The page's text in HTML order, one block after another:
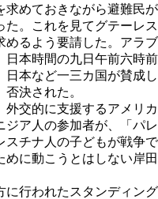
めておきながら避難民
。これを見てグテーレ
るよう要請した。アラ
本時間の九日午前六時
本など一三カ国が賛成
決された。
交的に支援するアメリ
ア人の参加者が、「パ
チナ人の子どもが戦争
に動こうとはしない岸
行われたスタンディン